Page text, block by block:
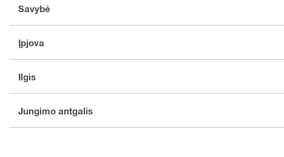
Savybė
Įpjova
Ilgis
Jungimo antgalis